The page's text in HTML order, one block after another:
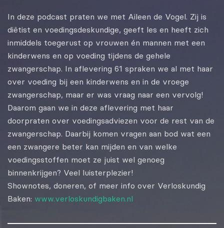
In deze podcast praten we met Aileen de Vogel. Zij is
diëtist en voedingsdeskundige, geeft les en heeft zich
inmiddels toegerust op vrouwen én mannen met een
kinderwens en op voeding tijdens de gehele
zwangerschap. In aflevering 61 spraken we al met haar
over voeding bij een kinderwens en in de vroege
zwangerschap, maar er was vraag naar een vervolg!
Daarom gaan we in deze aflevering met haar
doorpraten over voedingsadviezen voor de rest van de
zwangerschap. Daarbij komen vragen aan bod wat een
een zwangere beter kan mijden en van welke
voedingsstoffen moet ze juist wel genoeg
binnenkrijgen? Veel luisterplezier!
Shownotes, doneren, of meer info over Verloskundig
Baken: www.verloskundigbaken.nl